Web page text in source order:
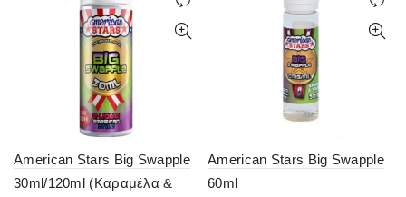
American Stars Big Swapple
30ml/120ml (Καραμέλα &
American Stars Big Swapple
60ml